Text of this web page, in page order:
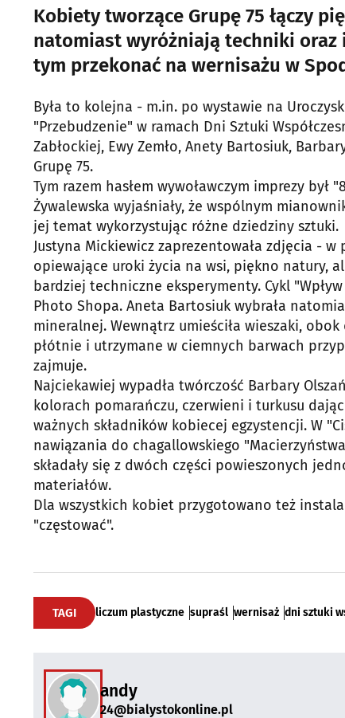
Kobiety tworzące Grupę 75 łączy
natomiast wyróżniają techniki oraz
tym przekonać na wernisażu w
Była to kolejna - m.in. po wystawie na
"Przebudzenie" w ramach Dni Sztuki
Zabłockiej, Ewy Zemło, Anety Bartosiuk,
Grupę 75.
Tym razem hasłem wywoławczym imprezy był
Żywalewska wyjaśniały, że wspólnym
jej temat wykorzystując różne dziedziny sztuki.
Justyna Mickiewicz zaprezentowała zdjęcia -
opiewające uroki życia na wsi, piękno natury,
bardziej techniczne eksperymenty. Cykl
Photo Shopa. Aneta Bartosiuk wybrała
mineralnej. Wewnątrz umieściła wieszaki,
płótnie i utrzymane w ciemnych barwach
zajmuje.
Najciekawiej wypadła twórczość Barbary
kolorach pomarańczu, czerwieni i turkusu
ważnych składników kobiecej egzystencji. W
nawiązania do chagallowskiego
składały się z dwóch części powieszonych
materiałów.
Dla wszystkich kobiet przygotowano też
"częstować".
TAGI liczum plastyczne supraśl wernisaż dni sztuki
andy
24@bialystokonline.pl